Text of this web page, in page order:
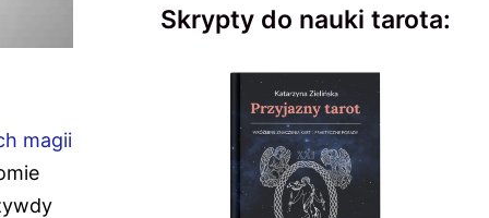
magii
Skrypty do nauki tarota: